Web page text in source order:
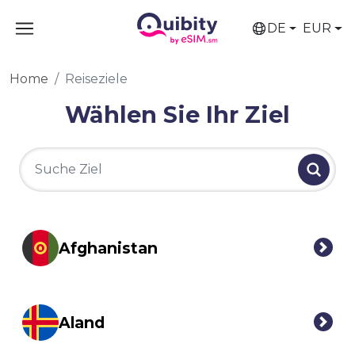
DE EUR
Home Reiseziele
Wählen Sie Ihr Ziel
Afghanistan
Aland